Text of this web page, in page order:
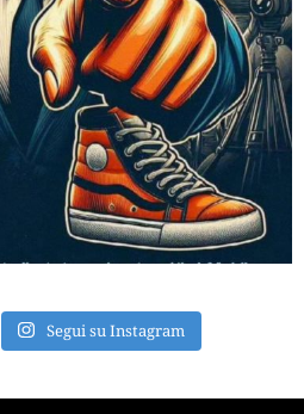
Segui su Instagram